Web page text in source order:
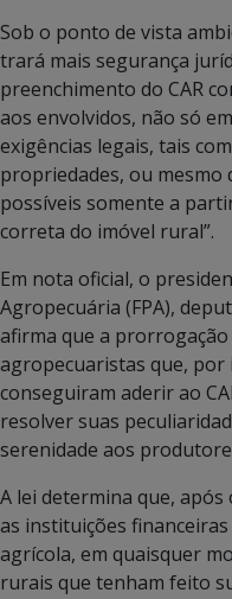
Sob o ponto de vista
trará mais segurança
preenchimento do CAR
aos envolvidos, não só
exigências legais, tais
propriedades, ou mesmo
possíveis somente a
correta do imóvel rural”.
Em nota oficial, o
Agropecuária (FPA),
afirma que a
agropecuaristas que,
conseguiram aderir ao
resolver suas
serenidade aos
A lei determina que, após
as instituições
agrícola, em quaisquer
rurais que tenham feito